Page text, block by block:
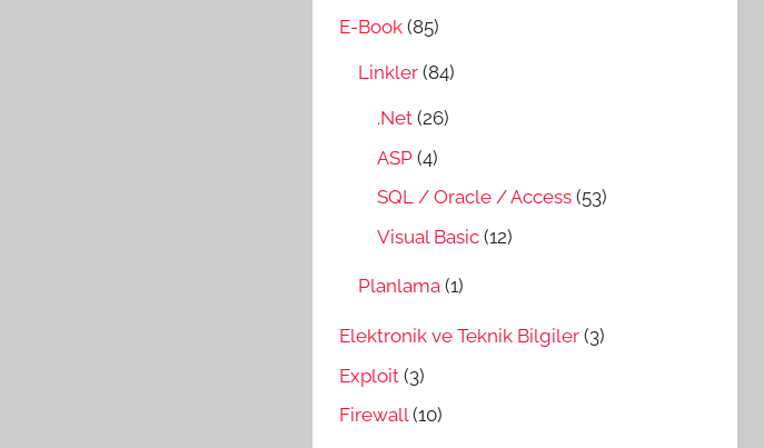
E-Book (85)
Linkler (84)
.Net (26)
ASP (4)
SQL / Oracle / Access (53)
Visual Basic (12)
Planlama (1)
Elektronik ve Teknik Bilgiler (3)
Exploit (3)
Firewall(10)